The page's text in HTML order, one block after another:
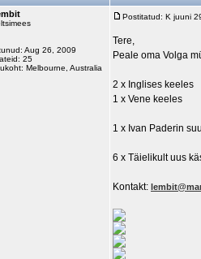
Aug 26, 2009
25
Melbourne, Australia
Postitatud: K juuni
Tere,
Peale oma Volga
2 x Inglises keeles
1 x Vene keeles
1 x Ivan Paderin
6 x Täielikult uus
Kontakt: